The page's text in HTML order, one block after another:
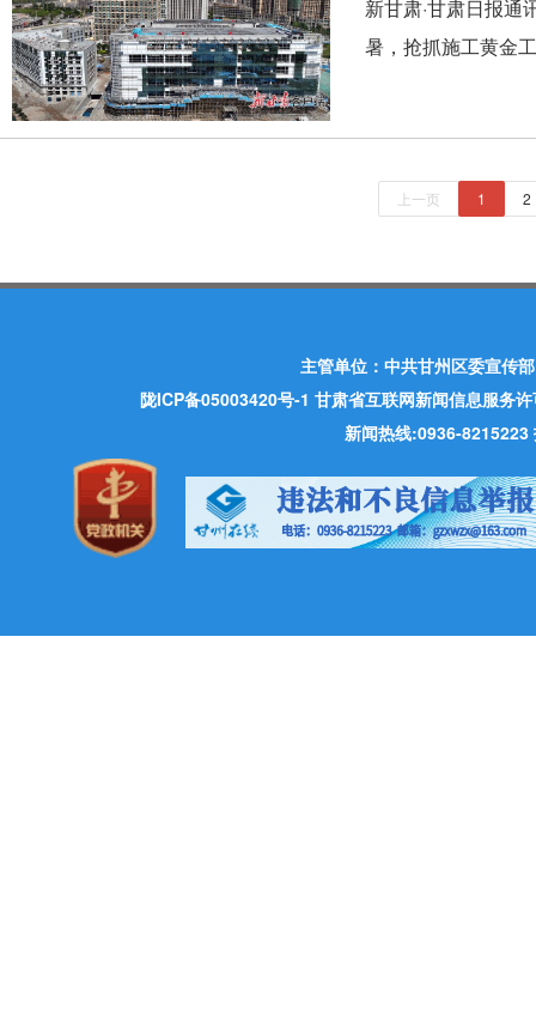
新甘肃·甘肃日报
暑，抢抓施工黄金
上一页 1 2
主管单位：中共甘州区委宣传
陇ICP备05003420号-1 甘肃省互联网新闻信息服务
新闻热线:0936-8215223